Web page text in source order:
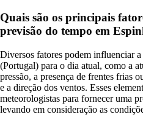
Quais são os principais
previsão do tempo em
Diversos fatores podem influenciar
(Portugal) para o dia atual, como a
pressão, a presença de frentes frias
e a direção dos ventos. Esses
meteorologistas para fornecer uma
levando em consideração as